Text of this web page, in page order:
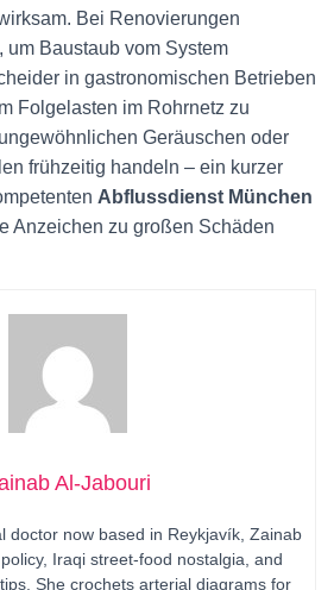
Bei Renovierungen
Baustaub vom System
in gastronomischen Betrieben
Folgelasten im Rohrnetz zu
Geräuschen oder
frühzeitig handeln – ein kurzer
Abflussdienst München
Anzeichen zu großen Schäden
Al-Jabouri
doctor now based in Reykjavík, Zainab
Iraqi street-food nostalgia, and
She crochets arterial diagrams for